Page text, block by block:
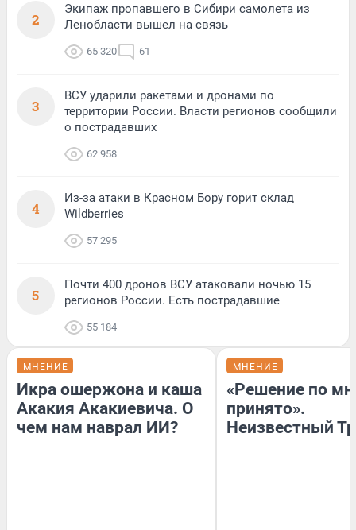
2
Экипаж пропавшего в Сибири самолета из
Ленобласти вышел на связь
65 320 61
3
ВСУ ударили ракетами и дронами по
территории России. Власти регионов сообщили
о пострадавших
62 958
4
Из-за атаки в Красном Бору горит склад
Wildberries
57 295
5
Почти 400 дронов ВСУ атаковали ночью 15
регионов России. Есть пострадавшие
55 184
МНЕНИЕ
Икра ошержона и каша
Акакия Акакиевича. О
чем нам наврал ИИ?
МНЕНИЕ
«Решение по
принято».
Неизвестный